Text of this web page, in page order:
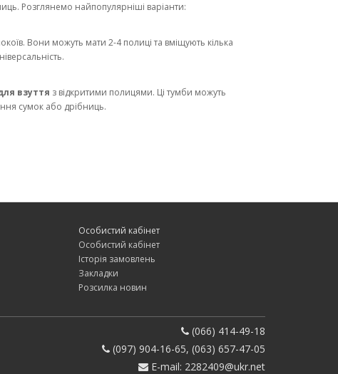
Розглянемо найпопулярніші варіанти:
Вони можуть мати 2-4 полиці та вміщують кілька
взуття з відкритими полицями. Ці тумби можуть
сумок або дрібниць.
передпокоях, де потрібно багато місця для
зберігати. Для невеликої родини підійдуть
комод.
скандинавського стилю підійдуть світлі моделі з
Особистий кабінет
Особистий кабінет
Історія замовлень
Закладки
Розсилка новин
(066) 414-49-18
(097) 904-16-65, (063) 657-47-05
E-mail: 2282409@ukr.net